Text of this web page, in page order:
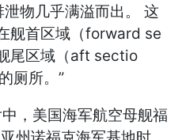
物几乎满溢而出。 这
舰首区域（forward se
尾区域（aft sectio
厕所。”